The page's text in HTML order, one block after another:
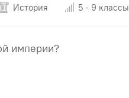
История 5 - 9 классы
империи?